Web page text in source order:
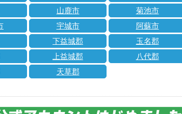
山鹿市
菊池市
宇城市
阿蘇市
下益城郡
玉名郡
上益城郡
八代郡
天草郡